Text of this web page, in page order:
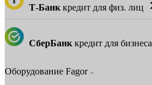
Т-Банк кредит для физ. лиц
СберБанк кредит для бизнеса
Оборудование Fagor